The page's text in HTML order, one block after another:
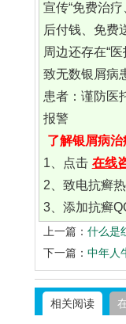
宣传“免费治
后付钱、免费
周边还存在“
致无数银屑病
患者：谨防医
报警
了解银屑病治
1、点击 在线
2、致电抗癣热
3、添加抗癣
上一篇： 什么是
下一篇： 中年人
相关阅读